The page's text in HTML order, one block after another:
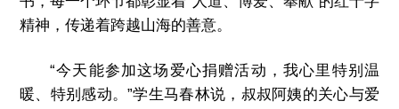
精神，传递着跨越山海的善意。
“今天能参加这场爱心捐赠活动，我心里特别温
暖、特别感动。”学生马春林说，叔叔阿姨的关心与爱